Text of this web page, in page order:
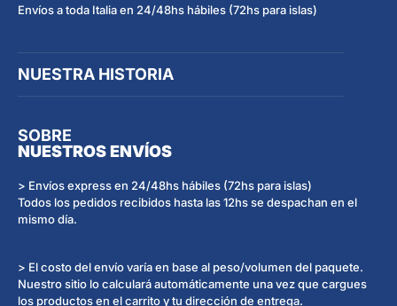
Envíos a toda Italia en 24/48hs hábiles (72hs para islas)
NUESTRA HISTORIA
SOBRE
NUESTROS ENVÍOS
> Envíos express en 24/48hs hábiles (72hs para islas)
Todos los pedidos recibidos hasta las 12hs se despachan en el
mismo día.
> El costo del envío varía en base al peso/volumen del paquete.
Nuestro sitio lo calculará automáticamente una vez que cargues
los productos en el carrito y tu dirección de entrega.